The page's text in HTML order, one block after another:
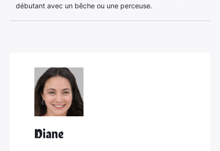
débutant avec un bêche ou une perceuse.
Diane